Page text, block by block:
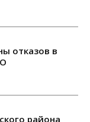
отказов в
района